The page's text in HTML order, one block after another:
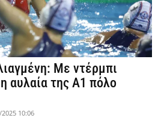
Με ντέρμπι
αυλαία της Α1 πόλο
10:06